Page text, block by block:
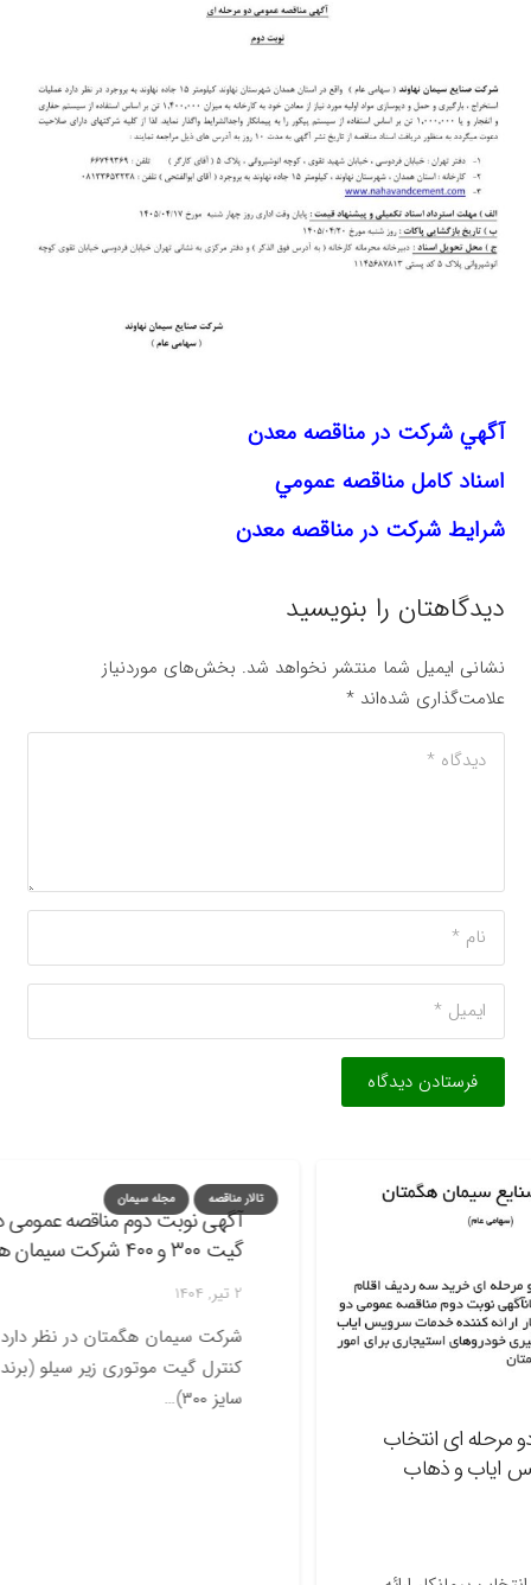
آگهي شركت در مناقصه معدن
اسناد كامل مناقصه عمومي
شرايط شركت در مناقصه معدن
دیدگاهتان را بنویسید
نشانی ایمیل شما منتشر نخواهد شد. بخش‌های موردنیاز
علامت‌گذاری شده‌اند*
فرستادن دیدگاه
ای انتخاب
و ذهاب
تالار مناقصه مجله سیمان
آگهی نوبت دوم مناقصه عمومی دو
گیت ۳۰۰ و ۴۰۰ شرکت سیمان هگمتان